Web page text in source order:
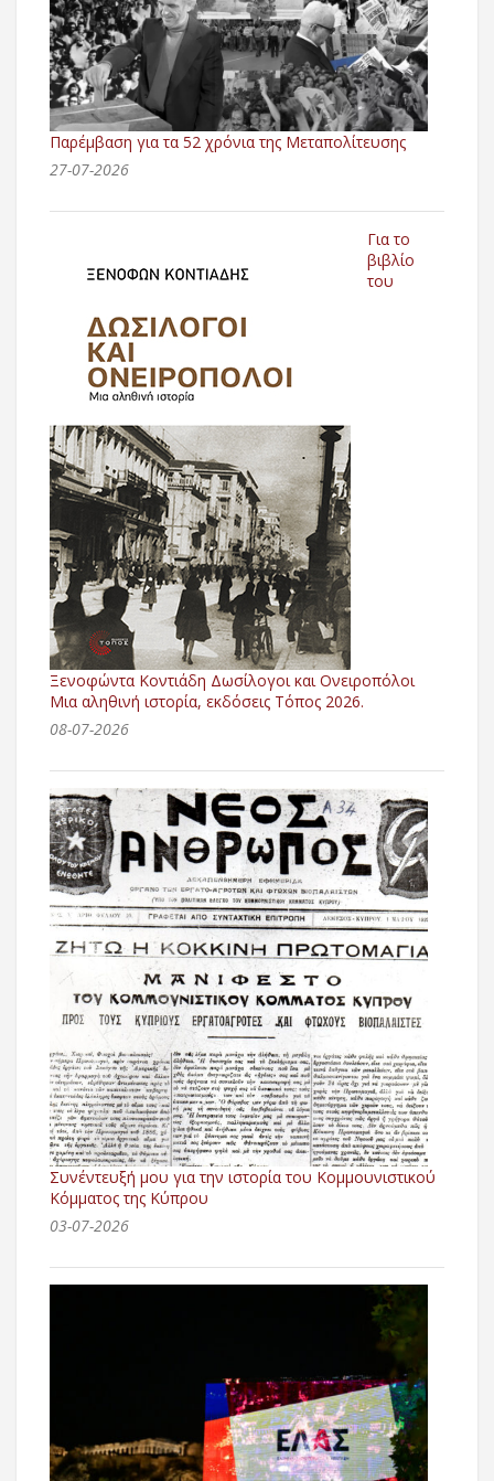
Παρέμβαση για τα 52 χρόνια της Μεταπολίτευσης
27-07-2026
Για το
βιβλίο
του
Ξενοφώντα Κοντιάδη Δωσίλογοι και Ονειροπόλοι
Μια αληθινή ιστορία, εκδόσεις Τόπος 2026.
08-07-2026
Συνέντευξή μου για την ιστορία του Κομμουνιστικού
Κόμματος της Κύπρου
03-07-2026